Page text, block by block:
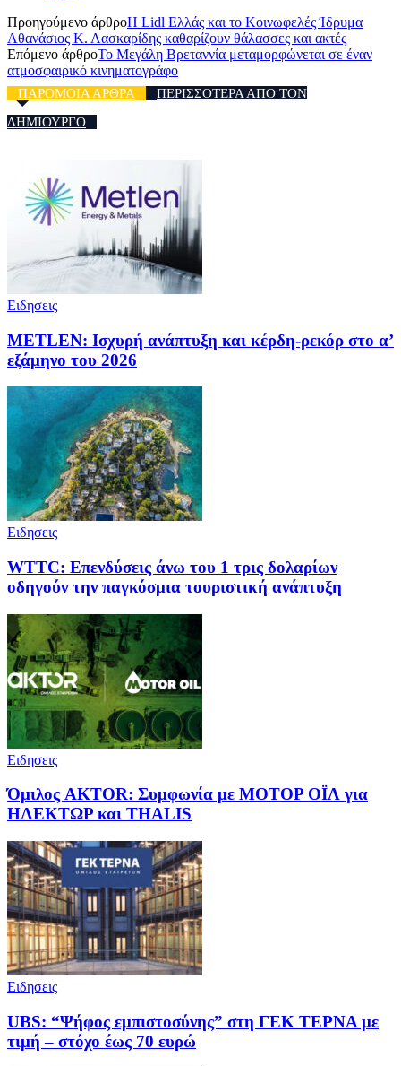
Προηγούμενο άρθροΗ Lidl Ελλάς και το Κοινωφελές Ίδρυμα
Αθανάσιος Κ. Λασκαρίδης καθαρίζουν θάλασσες και ακτές
Επόμενο άρθροΤο Μεγάλη Βρεταννία μεταμορφώνεται σε έναν
ατμοσφαιρικό κινηματογράφο
ΠΑΡΟΜΟΙΑ ΑΡΘΡΑ
ΠΕΡΙΣΣΟΤΕΡΑ ΑΠΟ ΤΟΝ
ΔΗΜΙΟΥΡΓΟ
Ειδησεις
METLEN: Ισχυρή ανάπτυξη και κέρδη-ρεκόρ στο α’
εξάμηνο του 2026
Ειδησεις
WTTC: Επενδύσεις άνω του 1 τρις δολαρίων
οδηγούν την παγκόσμια τουριστική ανάπτυξη
Ειδησεις
Όμιλος AKTOR: Συμφωνία με ΜΟΤΟΡ ΟΪΛ για
ΗΛΕΚΤΩΡ και THALIS
Ειδησεις
UBS: “Ψήφος εμπιστοσύνης” στη ΓΕΚ ΤΕΡΝΑ με
τιμή – στόχο έως 70 ευρώ